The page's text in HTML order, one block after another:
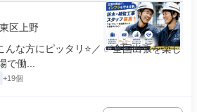
区上野
んな方にピッタリ⭐／ ✅全国出張を楽し
で働...
+19個